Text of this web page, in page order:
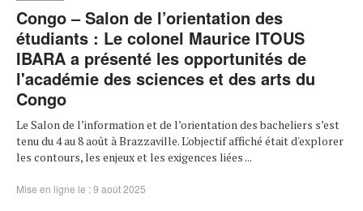
Congo – Salon de l’orientation des
étudiants : Le colonel Maurice ITOUS
IBARA a présenté les opportunités de
l'académie des sciences et des arts du
Congo
Le Salon de l’information et de l’orientation des bacheliers s’est
tenu du 4 au 8 août à Brazzaville. L'objectif affiché était d'explorer
les contours, les enjeux et les exigences liées ...
Mise en ligne le : 9 août 2025